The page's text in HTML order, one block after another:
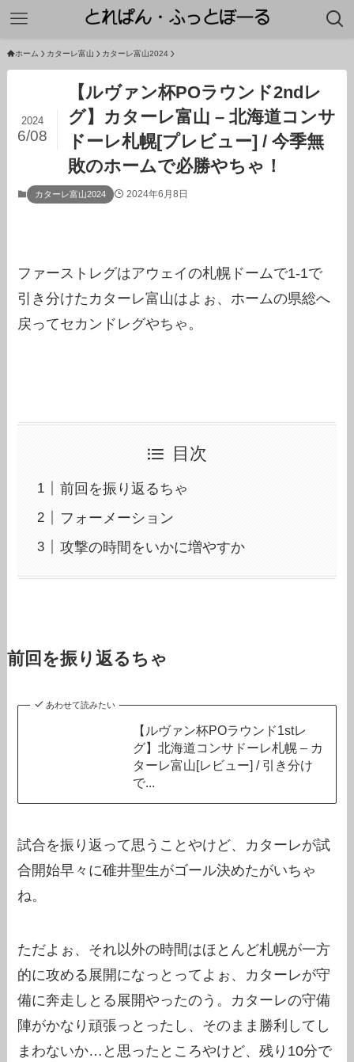
ホーム カターレ富山 カターレ富山2024
【ルヴァン杯POラウンド2ndレ
グ】カターレ富山 – 北海道コンサ
ドーレ札幌[プレビュー] / 今季無
敗のホームで必勝やちゃ！
2024
6/08
カターレ富山2024 2024年6月8日
ファーストレグはアウェイの札幌ドームで1-1で
引き分けたカターレ富山はよぉ、ホームの県総へ
戻ってセカンドレグやちゃ。
目次
前回を振り返るちゃ
フォーメーション
攻撃の時間をいかに増やすか
前回を振り返るちゃ
あわせて読みたい
【ルヴァン杯POラウンド1stレ
グ】北海道コンサドーレ札幌 – カ
ターレ富山[レビュー] / 引き分け
で...
試合を振り返って思うことやけど、カターレが試
合開始早々に碓井聖生がゴール決めたがいちゃ
ね。
ただよぉ、それ以外の時間はほとんど札幌が一方
的に攻める展開になっとってよぉ、カターレが守
備に奔走しとる展開やったのう。カターレの守備
陣がかなり頑張っとったし、そのまま勝利してし
まわないか…と思ったところやけど、残り10分で